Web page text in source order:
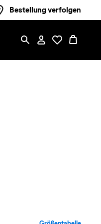
Bestellung verfolgen